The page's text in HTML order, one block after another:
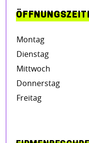
Montag
Dienstag
Mittwoch
Donnerstag
Freitag